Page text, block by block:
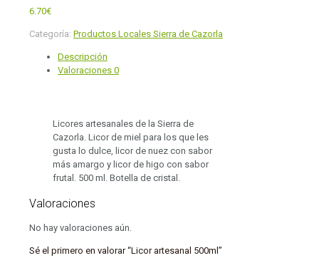
6.70€
Categoría: Productos Locales Sierra de Cazorla
Descripción
Valoraciones 0
Licores artesanales de la Sierra de
Cazorla. Licor de miel para los que les
gusta lo dulce, licor de nuez con sabor
más amargo y licor de higo con sabor
frutal. 500 ml. Botella de cristal.
Valoraciones
No hay valoraciones aún.
Sé el primero en valorar “Licor artesanal 500ml”